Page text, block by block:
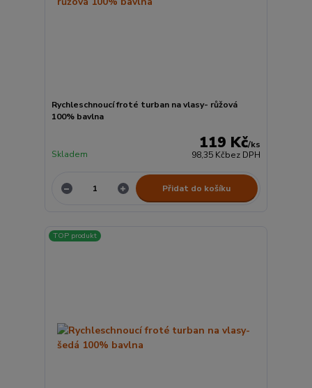
Rychleschnoucí froté turban na vlasy- růžová
100% bavlna
119 Kč/ks
98,35 Kčbez DPH
Skladem
Přidat do košíku
TOP produkt